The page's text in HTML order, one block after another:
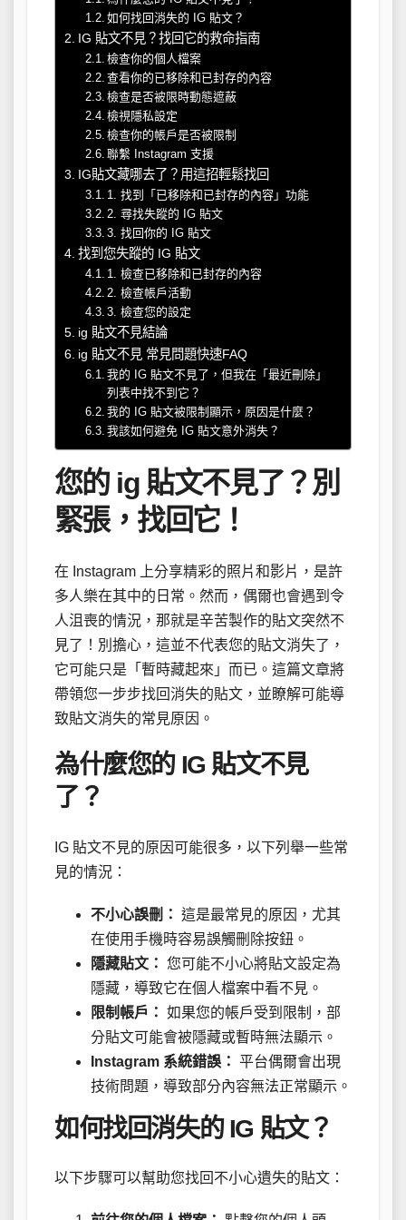
如何找回消失的 IG 貼文？
IG 貼文不見？找回它的救命指南
檢查你的個人檔案
查看你的已移除和已封存的內容
檢查是否被限時動態遮蔽
檢視隱私設定
檢查你的帳戶是否被限制
聯繫 Instagram 支援
IG貼文藏哪去了？用這招輕鬆找回
1. 找到「已移除和已封存的內容」功能
2. 尋找失蹤的 IG 貼文
3. 找回你的 IG 貼文
找到您失蹤的 IG 貼文
1. 檢查已移除和已封存的內容
2. 檢查帳戶活動
3. 檢查您的設定
ig 貼文不見結論
ig 貼文不見 常見問題快速FAQ
我的 IG 貼文不見了，但我在「最近刪除」
列表中找不到它？
我的 IG 貼文被限制顯示，原因是什麼？
我該如何避免 IG 貼文意外消失？
您的 ig 貼文不見了？別
緊張，找回它！
在 Instagram 上分享精彩的照片和影片，是許
多人樂在其中的日常。然而，偶爾也會遇到令
人沮喪的情況，那就是辛苦製作的貼文突然不
見了！別擔心，這並不代表您的貼文消失了，
它可能只是「暫時藏起來」而已。這篇文章將
帶領您一步步找回消失的貼文，並瞭解可能導
致貼文消失的常見原因。
為什麼您的 IG 貼文不見
了？
IG 貼文不見的原因可能很多，以下列舉一些常
見的情況：
不小心誤刪： 這是最常見的原因，尤其
在使用手機時容易誤觸刪除按鈕。
隱藏貼文： 您可能不小心將貼文設定為
隱藏，導致它在個人檔案中看不見。
限制帳戶： 如果您的帳戶受到限制，部
分貼文可能會被隱藏或暫時無法顯示。
Instagram 系統錯誤： 平台偶爾會出現
技術問題，導致部分內容無法正常顯示。
如何找回消失的 IG 貼文？
以下步驟可以幫助您找回不小心遺失的貼文：